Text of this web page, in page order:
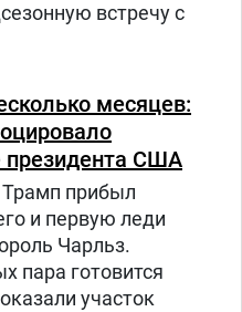
встречу с
месяцев:
президента США
прибыл
и первую леди
Чарльз.
пара готовится
участок